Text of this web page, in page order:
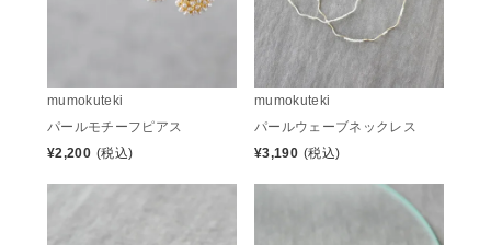
mumokuteki
パールモチーフピアス
¥2,200 (税込)
mumokuteki
パールウェーブネックレス
¥3,190 (税込)